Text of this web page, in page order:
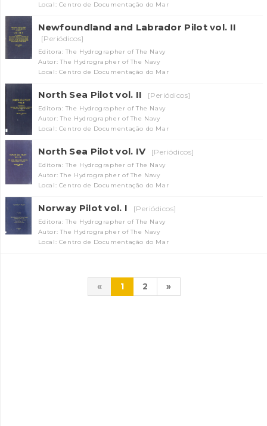
Local: Centro de Documentação do Mar
Newfoundland and Labrador Pilot vol. II
[Periódicos]
Editora: The Hydrographer of The Navy
Autor: The Hydrographer of The Navy
Local: Centro de Documentação do Mar
North Sea Pilot vol. II [Periódicos]
Editora: The Hydrographer of The Navy
Autor: The Hydrographer of The Navy
Local: Centro de Documentação do Mar
North Sea Pilot vol. IV [Periódicos]
Editora: The Hydrographer of The Navy
Autor: The Hydrographer of The Navy
Local: Centro de Documentação do Mar
Norway Pilot vol. I [Periódicos]
Editora: The Hydrographer of The Navy
Autor: The Hydrographer of The Navy
Local: Centro de Documentação do Mar
« 1 2 »